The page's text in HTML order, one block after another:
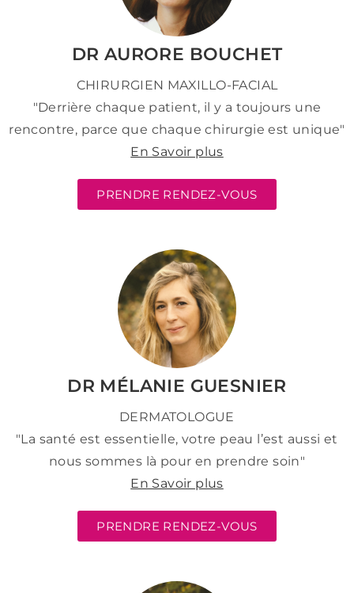
DR AURORE BOUCHET
CHIRURGIEN MAXILLO-FACIAL
"Derrière chaque patient, il y a toujours une
rencontre, parce que chaque chirurgie est unique"
En Savoir plus
PRENDRE RENDEZ-VOUS
DR MÉLANIE GUESNIER
DERMATOLOGUE
"La santé est essentielle, votre peau l’est aussi et
nous sommes là pour en prendre soin"
En Savoir plus
PRENDRE RENDEZ-VOUS